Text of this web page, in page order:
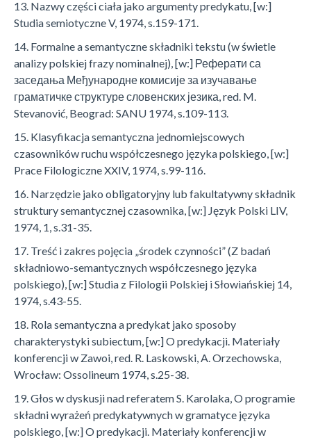
13. Nazwy części ciała jako argumenty predykatu, [w:]
Studia semiotyczne V, 1974, s.159-171.
14. Formalne a semantyczne składniki tekstu (w świetle
analizy polskiej frazy nominalnej), [w:] Реферати са
заседања Међународне комисије за изучавање
граматичке структуре словенских језика, red. M.
Stevanović, Beograd: SANU 1974, s.109-113.
15. Klasyfikacja semantyczna jednomiejscowych
czasowników ruchu współczesnego języka polskiego, [w:]
Prace Filologiczne XXIV, 1974, s.99-116.
16. Narzędzie jako obligatoryjny lub fakultatywny składnik
struktury semantycznej czasownika, [w:] Język Polski LIV,
1974, 1, s.31-35.
17. Treść i zakres pojęcia „środek czynności” (Z badań
składniowo-semantycznych współczesnego języka
polskiego), [w:] Studia z Filologii Polskiej i Słowiańskiej 14,
1974, s.43-55.
18. Rola semantyczna a predykat jako sposoby
charakterystyki subiectum, [w:] O predykacji. Materiały
konferencji w Zawoi, red. R. Laskowski, A. Orzechowska,
Wrocław: Ossolineum 1974, s.25-38.
19. Głos w dyskusji nad referatem S. Karolaka, O programie
składni wyrażeń predykatywnych w gramatyce języka
polskiego, [w:] O predykacji. Materiały konferencji w